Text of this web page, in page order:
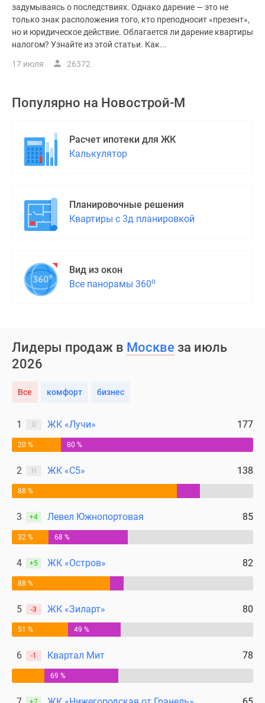
задумываясь о последствиях. Однако дарение — это не
только знак расположения того, кто преподносит «презент»,
но и юридическое действие. Облагается ли дарение квартиры
налогом? Узнайте из этой статьи. Как...
17 июля 26372
Популярно на Новострой-М
Расчет ипотеки для ЖК
Калькулятор
Планировочные решения
Квартиры с 3д планировкой
Вид из окон
Все панорамы 360о
Лидеры продаж в Москве за июль
2026
Все комфорт бизнес
1 0 ЖК «Лучи» 177
20 % 80 %
2 Н ЖК «С5» 138
88 %
3 +4 Левел Южнопортовая 85
32 % 68 %
4 +5 ЖК «Остров» 82
88 %
5 -3 ЖК «Зиларт» 80
51 % 49 %
6 -1 Квартал Мит 78
69 %